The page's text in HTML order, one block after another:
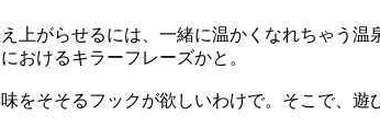
上がらせるには、一緒に温かくなれちゃう
おけるキラーフレーズかと。
をそそるフックが欲しいわけで。そこで、